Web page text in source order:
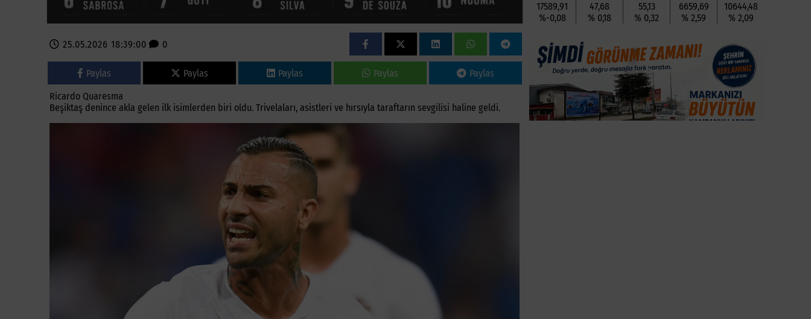
25.05.2026 18:39:00 0
Paylas Paylas Paylas Paylas Paylas
Ricardo Quaresma
Beşiktaş denince akla gelen ilk isimlerden biri oldu. Trivelaları, asistleri ve hırsıyla taraftarın sevgilisi haline geldi.
17589,91
%-0,08
47,68
% 0,18
55,13
% 0,32
6659,69
% 2,59
10644,48
% 2,09